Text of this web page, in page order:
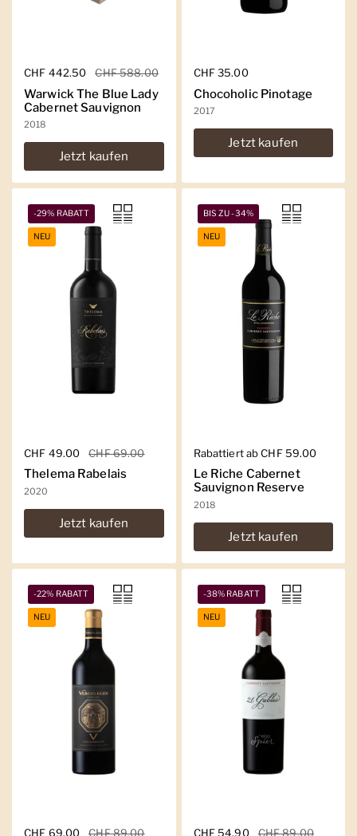
Regulärer Preis
CHF 442.50 Sale-Preis
CHF 588.00
Warwick The Blue Lady
Cabernet Sauvignon
2018
Jetzt kaufen
Regulärer Preis
CHF 35.00
Chocoholic Pinotage
2017
Jetzt kaufen
Regulärer Preis
CHF 49.00 Sale-Preis
CHF 69.00
Thelema Rabelais
2020
Jetzt kaufen
-29% RABATT
NEU
Regulärer Preis
Rabattiert ab CHF 59.00
Le Riche Cabernet
Sauvignon Reserve
2018
Jetzt kaufen
BIS ZU -34%
NEU
Regulärer Preis
CHF 69.00 Sale-Preis
CHF 89.00
-22% RABATT
NEU
Regulärer Preis
CHF 54.90 Sale-Preis
CHF 89.00
-38% RABATT
NEU